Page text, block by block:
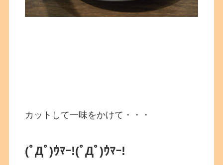
カットして一味をかけて・・・
(ﾟДﾟ)ｳﾏｰ!(ﾟДﾟ)ｳﾏｰ!